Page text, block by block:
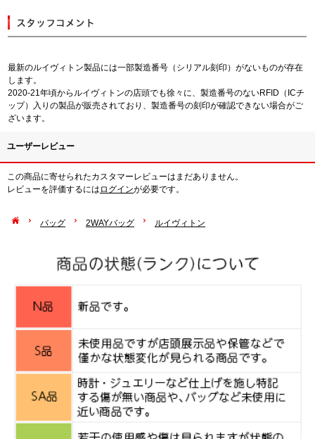
最新のルイヴィトン製品には一部製造番号（シリアル刻印）がないものが存在
します。
2020-21年頃からルイヴィトンの店頭でも徐々に、製造番号のないRFID（ICチ
ップ）入りの製品が販売されており、製造番号の刻印が確認できない場合がご
ざいます。
ユーザーレビュー
この商品に寄せられたカスタマーレビューはまだありません。
レビューを評価するには ログインが必要です。
バッグ 2WAYバッグ ルイヴィトン